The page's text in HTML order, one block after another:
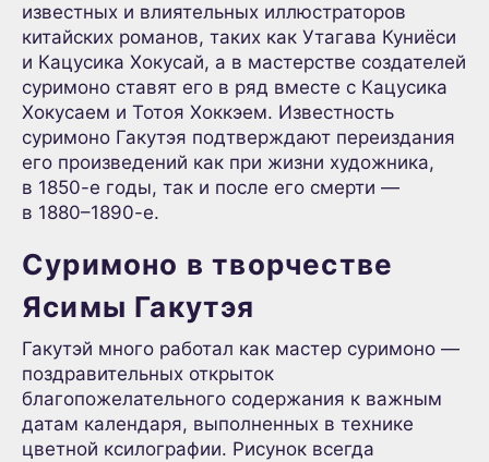
известных и влиятельных иллюстраторов
китайских романов, таких как Утагава Куниёси
и Кацусика Хокусай, а в мастерстве создателей
суримоно ставят его в ряд вместе с Кацусика
Хокусаем и Тотоя Хоккэем. Известность
суримоно Гакутэя подтверждают переиздания
его произведений как при жизни художника,
в 1850-е годы, так и после его смерти —
в 1880–1890-е.
Суримоно в творчестве
Ясимы Гакутэя
Гакутэй много работал как мастер суримоно —
поздравительных открыток
благопожелательного содержания к важным
датам календаря, выполненных в технике
цветной ксилографии. Рисунок всегда